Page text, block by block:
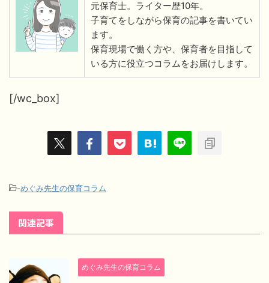
元保育士。ライター歴10年。
子育てをしながら保育の記事を書いてい
ます。
保育現場で働く方や、保育者を目指して
いる方に役立つコラムをお届けします。
[/wc_box]
-めぐみ先生の保育コラム
関連記事
めぐみ先生の保育コラム